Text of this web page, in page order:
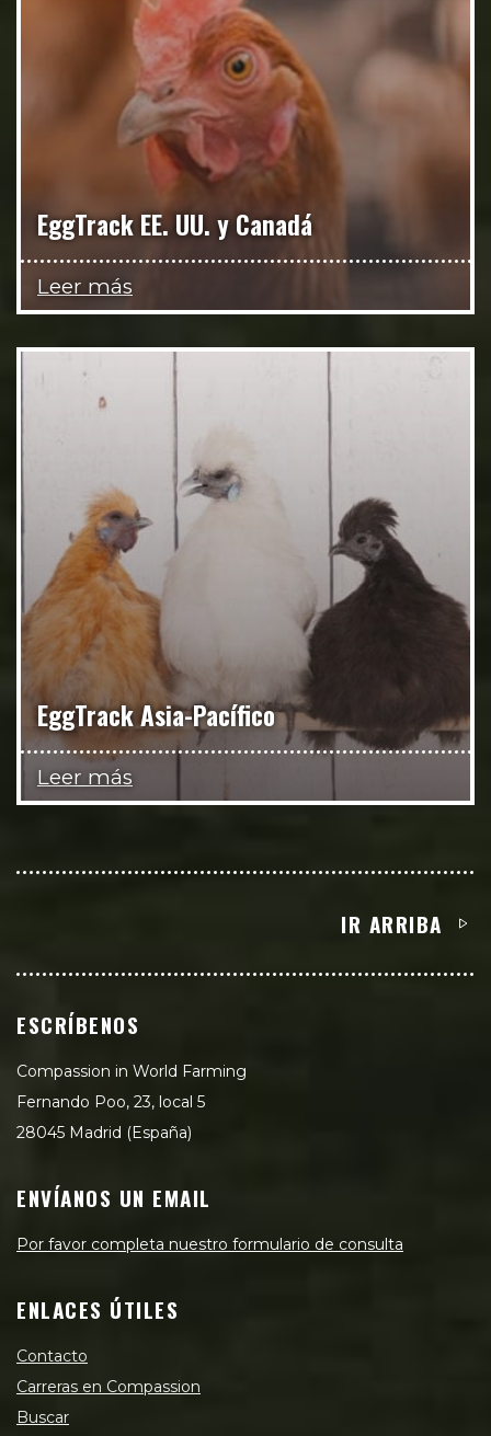
EggTrack EE. UU. y Canadá
Leer más
EggTrack Asia-Pacífico
Leer más
IR ARRIBA
ESCRÍBENOS
Compassion in World Farming
Fernando Poo, 23, local 5
28045 Madrid (España)
ENVÍANOS UN EMAIL
Por favor completa nuestro formulario de consulta
ENLACES ÚTILES
Contacto
Carreras en Compassion
Buscar